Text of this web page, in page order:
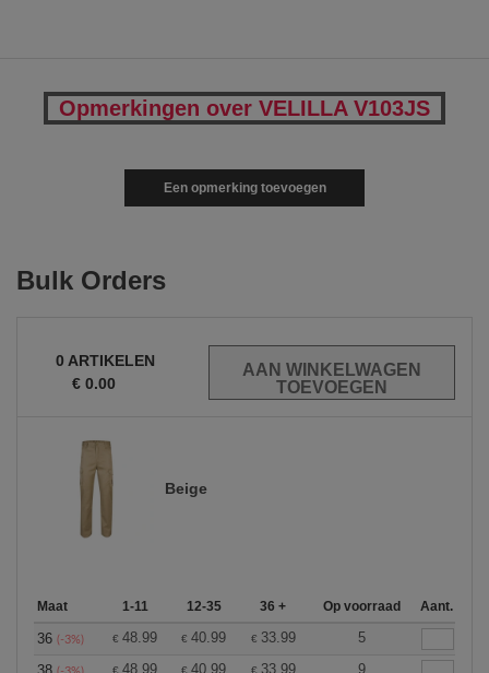
Opmerkingen over VELILLA V103JS
Een opmerking toevoegen
Bulk Orders
0 ARTIKELEN
€ 0.00
Beige
Maat 1-11 12-35 36 + Op voorraad Aant.
36 (-3%) € 48.99 € 40.99 € 33.99
5
€ 48.99 € 40.99 € 33.99 9